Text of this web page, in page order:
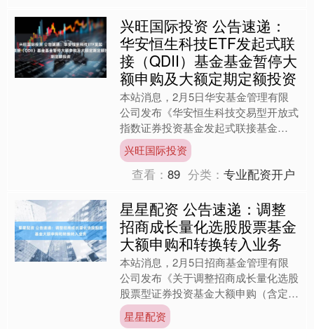
兴旺国际投资 公告速递：
华安恒生科技ETF发起式联
接（QDII）基金基金暂停大
额申购及大额定期定额投资
本站消息，2月5日华安基金管理有限
公司发布《华安恒生科技交易型开放式
指数证券投资基金发起式联接基金
（QDII）基金暂停大额申购及大额定
期定额投资公告》。公告中提....
兴旺国际投资
查看：89 分类：专业配资开户
星星配资 公告速递：调整
招商成长量化选股股票基金
大额申购和转换转入业务
本站消息，2月5日招商基金管理有限
公司发布《关于调整招商成长量化选股
股票型证券投资基金大额申购（含定期
定额投资）和转换转入业务的公告》。
公告中提示，为满足投资者....
星星配资